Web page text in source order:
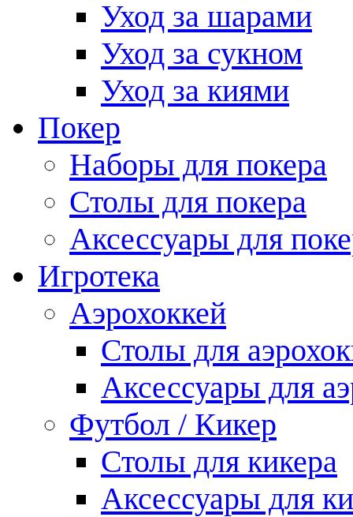
Уход за шарами
Уход за сукном
Уход за киями
Покер
Наборы для покера
Столы для покера
Аксессуары для
Игротека
Аэрохоккей
Столы для
Аксессуары для
Футбол / Кикер
Столы для кикера
Аксессуары для